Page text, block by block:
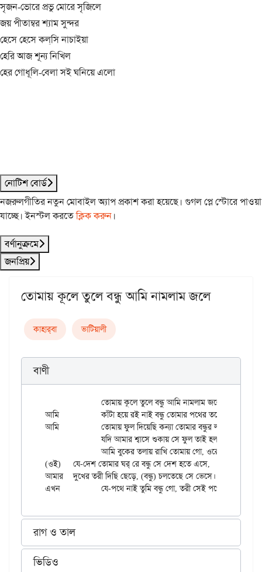
সৃজন-ভোরে প্রভু মোরে সৃজিলে
জয় পীতাম্বর শ্যাম সুন্দর
হেসে হেসে কল্‌সি নাচাইয়া
হেরি আজ শূন্য নিখিল
হের গোধূলি-বেলা সই ঘনিয়ে এলো
নোটিশ বোর্ড
নজরুলগীতির নতুন মোবাইল অ্যাপ প্রকাশ করা হয়েছে। গুগল প্লে স্টোরে পাওয়া
যাচ্ছে। ইনস্টল করতেক্লিক করুন।
বর্ণানুক্রমে
জনপ্রিয়
তোমায় কূলে তুলে বন্ধু আমি নামলাম জলে
কাহার্‌বা ভাটিয়ালী
বাণী
আমি		কাঁটা হয়ে রই নাই বন্ধু তোমার পথের তলে॥
আমি		তোমায় ফুল দিয়েছি কন্যা তোমার বন্ধুর লাগি’
		যদি আমার শ্বাসে শুকায় সে ফুল তাই হলাম বিবাগী।
		আমি বুকের তলায় রাখি তোমায় গো, ওরে শুকায়নি ক’ গলে॥
(ওই)	যে-দেশ তোমার ঘর্‌ রে বন্ধু সে দেশ হতে এসে,
আমার	দুখের তরী দিছি ছেড়ে, (বন্ধু) চলতেছে সে ভেসে।
রাগ ও তাল
ভিডিও